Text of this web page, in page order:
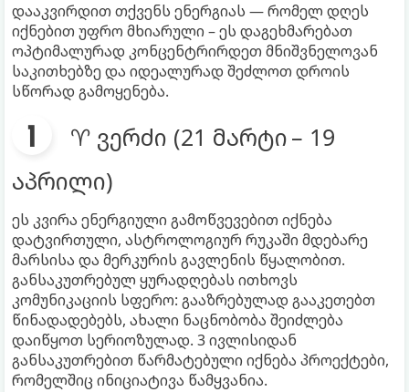
დააკვირდით თქვენს ენერგიას — რომელ დღეს
იქნებით უფრო მხიარული – ეს დაგეხმარებათ
ოპტიმალურად კონცენტრირდეთ მნიშვნელოვან
საკითხებზე და იდეალურად შეძლოთ დროის
სწორად გამოყენება.
♈ ვერძი (21 მარტი – 19
აპრილი)
ეს კვირა ენერგიული გამოწვევებით იქნება
დატვირთული, ასტროლოგიურ რუკაში მდებარე
მარსისა და მერკურის გავლენის წყალობით.
განსაკუთრებულ ყურადღებას ითხოვს
კომუნიკაციის სფერო: გააზრებულად გააკეთებთ
წინადადებებს, ახალი ნაცნობობა შეიძლება
დაიწყოთ სერიოზულად. 3 ივლისიდან
განსაკუთრებით წარმატებული იქნება პროექტები,
რომელშიც ინიციატივა წამყვანია.